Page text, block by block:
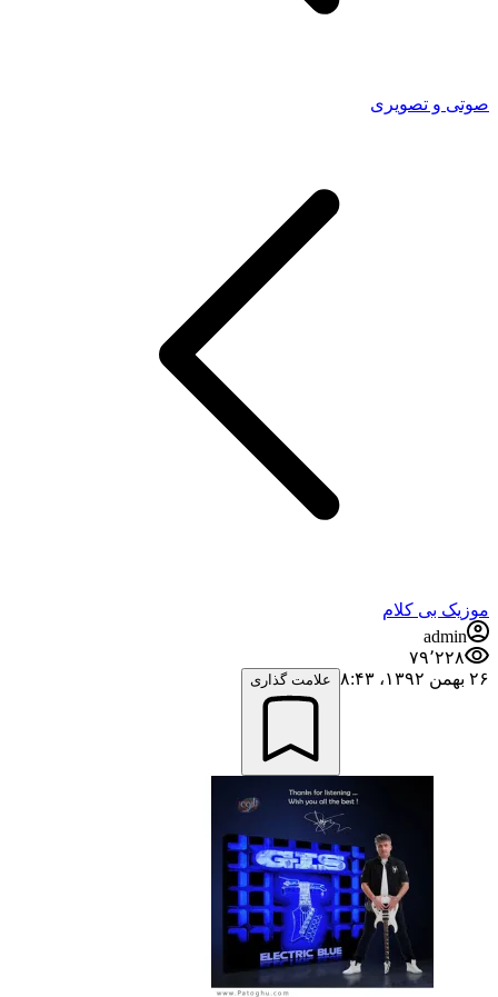
صوتی و تصویری
موزیک بی کلام
admin
۷۹٬۲۲۸
۲۶ بهمن ۱۳۹۲،‏ ۸:۴۳
علامت گذاری